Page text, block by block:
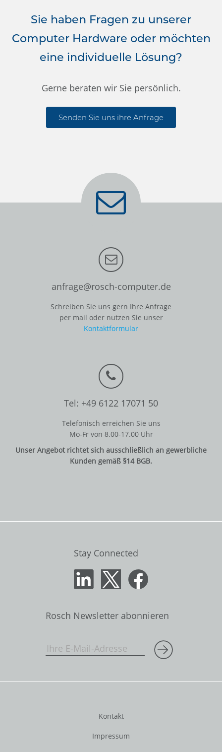
Sie haben Fragen zu unserer
Computer Hardware oder möchten
eine individuelle Lösung?
Gerne beraten wir Sie persönlich.
Senden Sie uns ihre Anfrage
anfrage@rosch-computer.de
Schreiben Sie uns gern Ihre Anfrage
per mail oder nutzen Sie unser
Kontaktformular
Tel: +49 6122 17071 50
Telefonisch erreichen Sie uns
Mo-Fr von 8.00-17.00 Uhr
Unser Angebot richtet sich ausschließlich an gewerbliche
Kunden gemäß §14 BGB.
Stay Connected
Rosch Newsletter abonnieren
Kontakt
Impressum